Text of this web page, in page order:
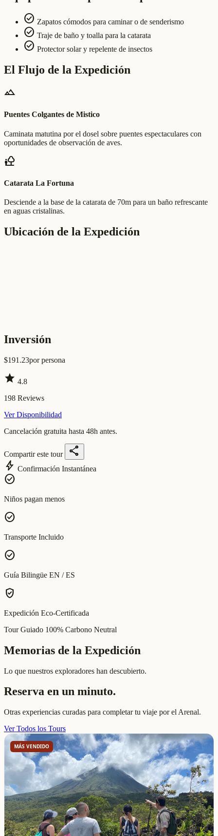
check_circle Zapatos cómodos para caminar o de senderismo
check_circle Traje de baño y toalla para la catarata
check_circle Protector solar y repelente de insectos
El Flujo de la Expedición
terrain
Puentes Colgantes de Mistico
Caminata matutina por el dosel sobre puentes espectaculares con
oportunidades de observación de aves.
nature_people
Catarata La Fortuna
Desciende a la base de la catarata de 70m para un baño refrescante
en aguas cristalinas.
Ubicación de la Expedición
Inversión
$191.23por persona
star 4.8
198 Reviews
Ver Disponibilidad
Cancelación gratuita hasta 48h antes.
Compartir este tour
share
bolt Confirmación Instantánea
check_circle
Niños pagan menos
check_circle
Transporte Incluido
check_circle
Guía Bilingüe EN / ES
verified_user
Expedición Eco-Certificada
Tour Guiado 100% Carbono Neutral
Memorias de la Expedición
Lo que nuestros exploradores han descubierto.
Reserva en un minuto.
Otras experiencias curadas para completar tu viaje por el Arenal.
Ver Todos los Tours